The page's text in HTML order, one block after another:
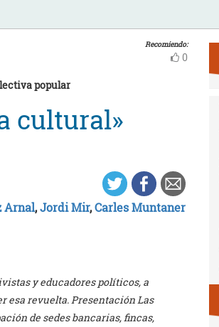
Recomiendo:
0
popular
cultural»
Arnal,Jordi Mir,Carles Muntaner
y educadores políticos, a
esa revuelta. Presentación Las
de sedes bancarias, fincas,